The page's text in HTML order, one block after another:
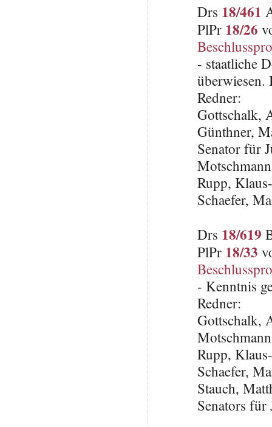
Drs 18/461
PlPr 18/26
- staatliche
überwiesen.
Redner:
Gottschalk,
Günthner,
Senator für
Rupp,
Schaefer,
Drs 18/619
PlPr 18/33
- Kenntnis
Redner:
Gottschalk,
Rupp,
Schaefer,
Stauch,
Senators für